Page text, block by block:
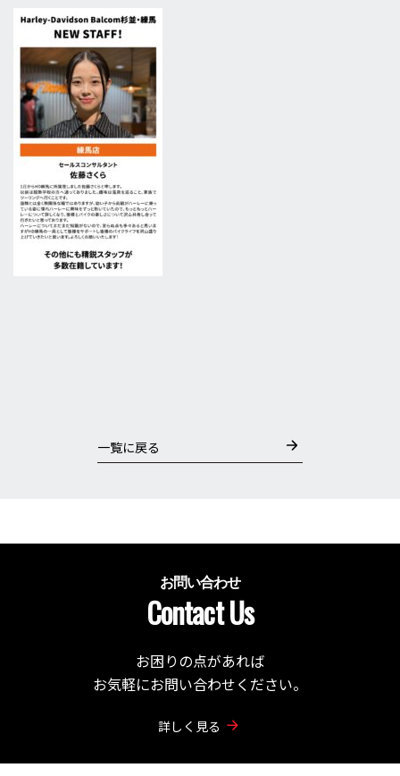
一覧に戻る
お問い合わせ
Contact Us
お困りの点があれば
お気軽にお問い合わせください。
詳しく見る